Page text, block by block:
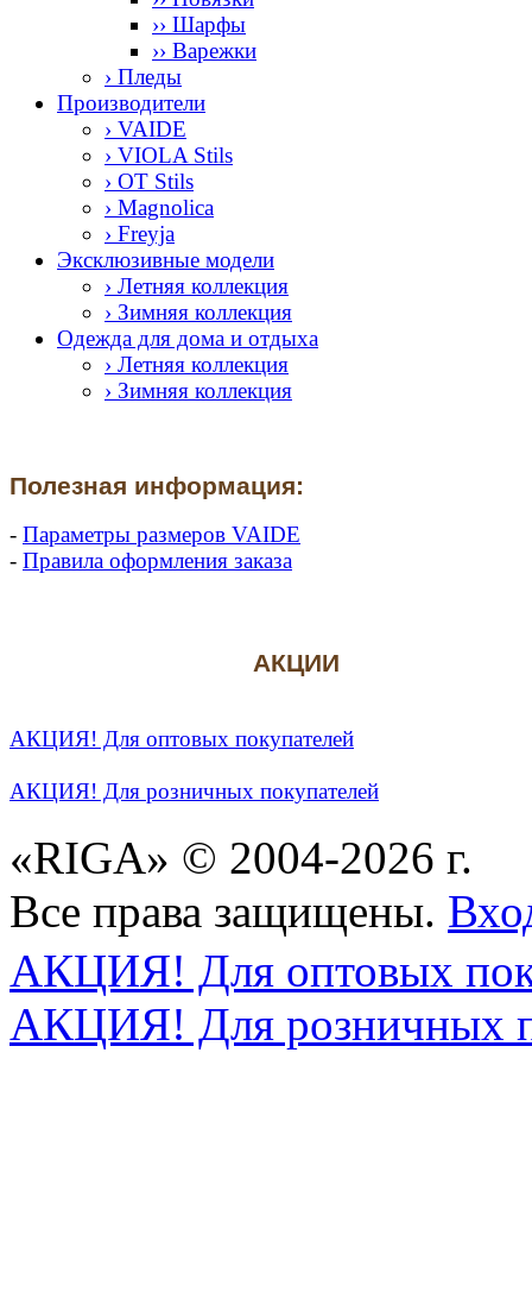
›› Шарфы
›› Варежки
› Пледы
Производители
› VAIDE
› VIOLA Stils
› OT Stils
› Magnolica
› Freyja
Эксклюзивные модели
› Летняя коллекция
› Зимняя коллекция
Одежда для дома и отдыха
› Летняя коллекция
› Зимняя коллекция
Полезная информация:
- Параметры размеров VAIDE
- Правила оформления заказа
АКЦИИ
АКЦИЯ! Для оптовых покупателей
АКЦИЯ! Для розничных покупателей
«RIGA» © 2004-2026 г.
Все права защищены.
АКЦИЯ! Для оптовых
АКЦИЯ! Для розничных